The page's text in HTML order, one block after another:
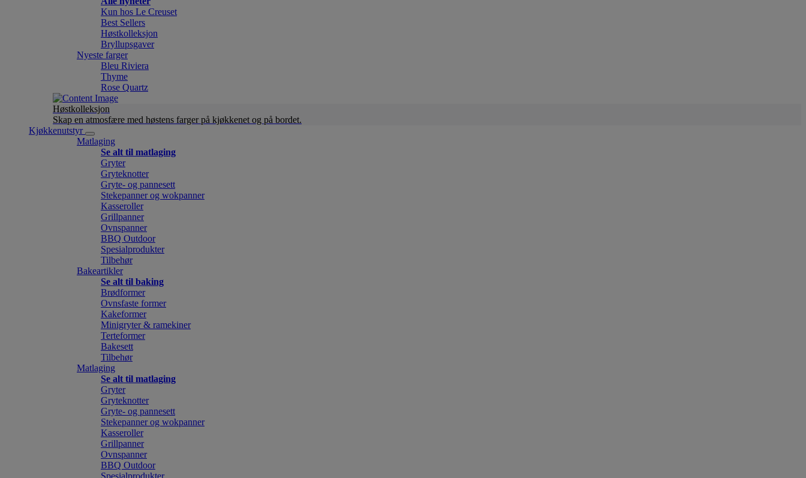
Kun hos Le Creuset
Best Sellers
Høstkolleksjon
Bryllupsgaver
Nyeste farger
Bleu Riviera
Thyme
Rose Quartz
Høstkolleksjon
Skap en atmosfære med høstens farger på kjøkkenet og på bordet.
Kjøkkenutstyr
Matlaging
Se alt til matlaging
Gryter
Gryteknotter
Gryte- og pannesett
Stekepanner og wokpanner
Kasseroller
Grillpanner
Ovnspanner
BBQ Outdoor
Spesialprodukter
Tilbehør
Bakeartikler
Se alt til baking
Brødformer
Ovnsfaste former
Kakeformer
Minigryter & ramekiner
Terteformer
Bakesett
Tilbehør
Matlaging
Se alt til matlaging
Gryter
Gryteknotter
Gryte- og pannesett
Stekepanner og wokpanner
Kasseroller
Grillpanner
Ovnspanner
BBQ Outdoor
Spesialprodukter